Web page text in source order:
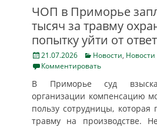
ЧОП в Приморье
тысяч за травму
попытку уйти от
Posted
on
21.07.2026 Categories
Новости,
Комментировать
В Приморье суд
организации компенсацию
пользу сотрудницы, которая
травму на производстве.